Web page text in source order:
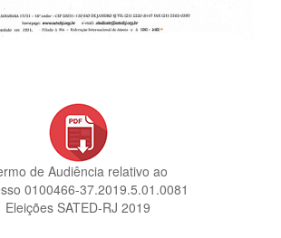
de Audiência relativo ao
0100466-37.2019.5.01.0081
Eleições SATED-RJ 2019